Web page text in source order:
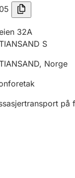
32A
S
, Norge